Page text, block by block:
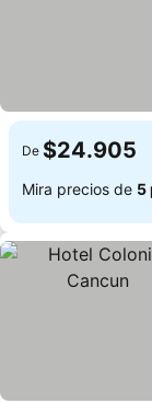
De $24.905
Mira precios de 5